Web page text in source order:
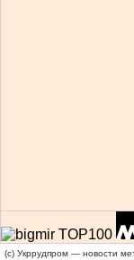
(c) Укррудпром — новости